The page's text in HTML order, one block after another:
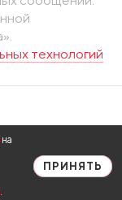
технологий
на
.
ПРИНЯТЬ